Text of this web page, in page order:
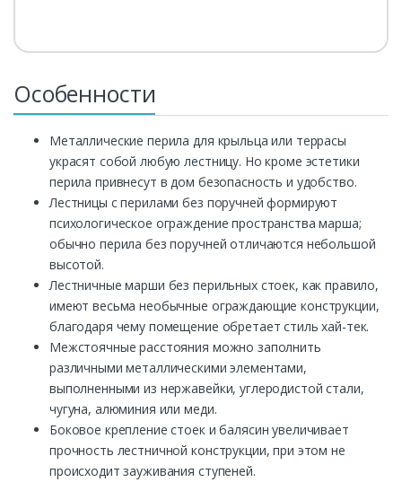
Особенности
Металлические перила для крыльца или террасы
украсят собой любую лестницу. Но кроме эстетики
перила привнесут в дом безопасность и удобство.
Лестницы с перилами без поручней формируют
психологическое ограждение пространства марша;
обычно перила без поручней отличаются небольшой
высотой.
Лестничные марши без перильных стоек, как правило,
имеют весьма необычные ограждающие конструкции,
благодаря чему помещение обретает стиль хай-тек.
Межстоячные расстояния можно заполнить
различными металлическими элементами,
выполненными из нержавейки, углеродистой стали,
чугуна, алюминия или меди.
Боковое крепление стоек и балясин увеличивает
прочность лестничной конструкции, при этом не
происходит зауживания ступеней.